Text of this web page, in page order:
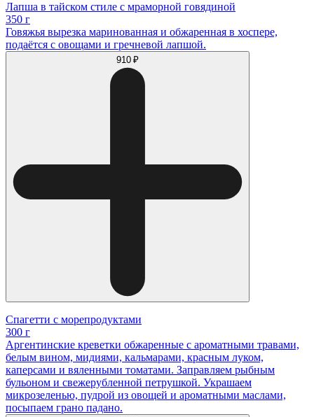
Лапша в тайском стиле с мраморной говядиной
350 г
Говяжья вырезка маринованная и обжаренная в хоспере,
подаётся с овощами и гречневой лапшой.
910 ₽
Спагетти с морепродуктами
300 г
Аргентинские креветки обжаренные с ароматными травами,
белым вином, мидиями, кальмарами, красным луком,
каперсами и вяленными томатами. Заправляем рыбным
бульоном и свежерубленной петрушкой. Украшаем
микрозеленью, пудрой из овощей и ароматными маслами,
посыпаем грано падано.